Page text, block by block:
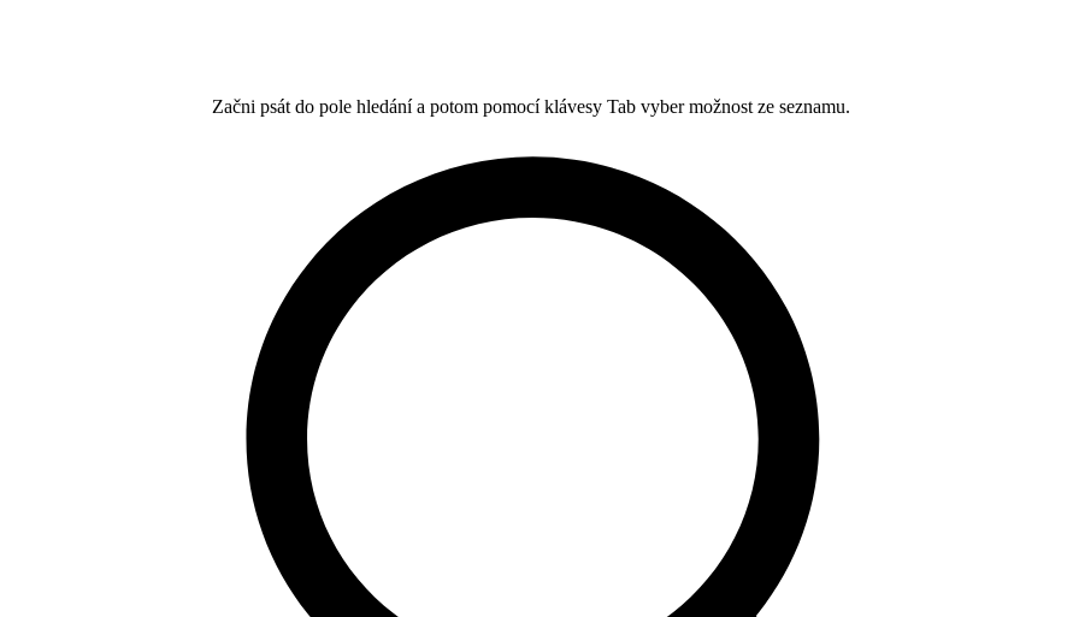
Začni psát do pole hledání a potom pomocí klávesy Tab vyber možnost ze seznamu.